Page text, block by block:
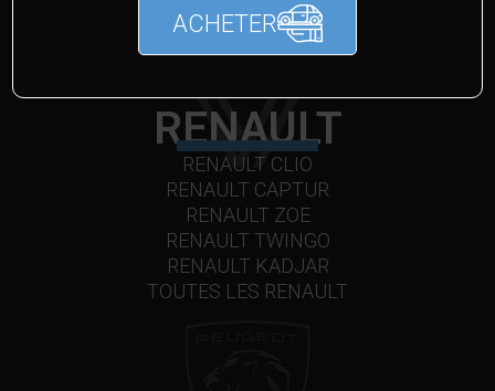
ACHETER
RENAULT
RENAULT CLIO
RENAULT CAPTUR
RENAULT ZOE
RENAULT TWINGO
RENAULT KADJAR
TOUTES LES RENAULT